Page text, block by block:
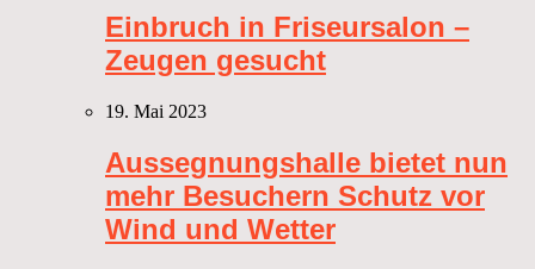
Einbruch in Friseursalon –
Zeugen gesucht
19. Mai 2023
Aussegnungshalle bietet nun
mehr Besuchern Schutz vor
Wind und Wetter